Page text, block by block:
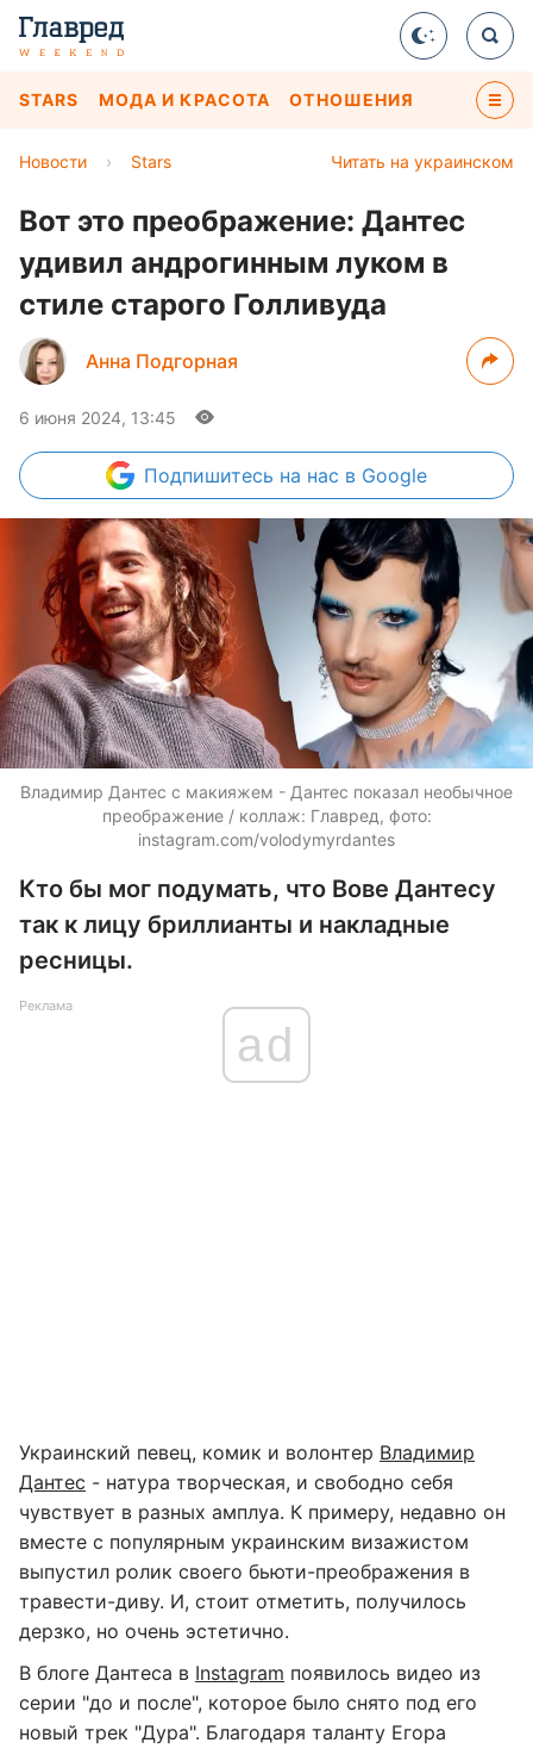
STARS МОДА И КРАСОТА ОТНОШЕНИЯ
Читать на украинском
Новости › Stars
Вот это преображение: Дантес
удивил андрогинным луком в
стиле старого Голливуда
Анна Подгорная
6 июня 2024, 13:45
Подпишитесь на нас в Google
Владимир Дантес с макияжем - Дантес показал необычное
преображение / коллаж: Главред, фото:
instagram.com/volodymyrdantes
Кто бы мог подумать, что Вове Дантесу
так к лицу бриллианты и накладные
ресницы.
Реклама
ad
Украинский певец, комик и волонтер Владимир
Дантес - натура творческая, и свободно себя
чувствует в разных амплуа. К примеру, недавно он
вместе с популярным украинским визажистом
выпустил ролик своего бьюти-преображения в
травести-диву. И, стоит отметить, получилось
дерзко, но очень эстетично.
В блоге Дантеса в Instagram появилось видео из
серии "до и после", которое было снято под его
новый трек "Дура". Благодаря таланту Егора